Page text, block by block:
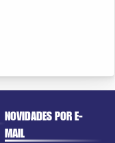
NOVIDADES POR E-
MAIL